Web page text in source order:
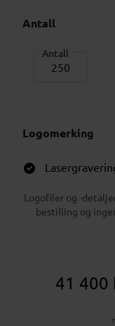
Antall
Antall
Logomerking
Logofiler og -
bestilling og
41 400